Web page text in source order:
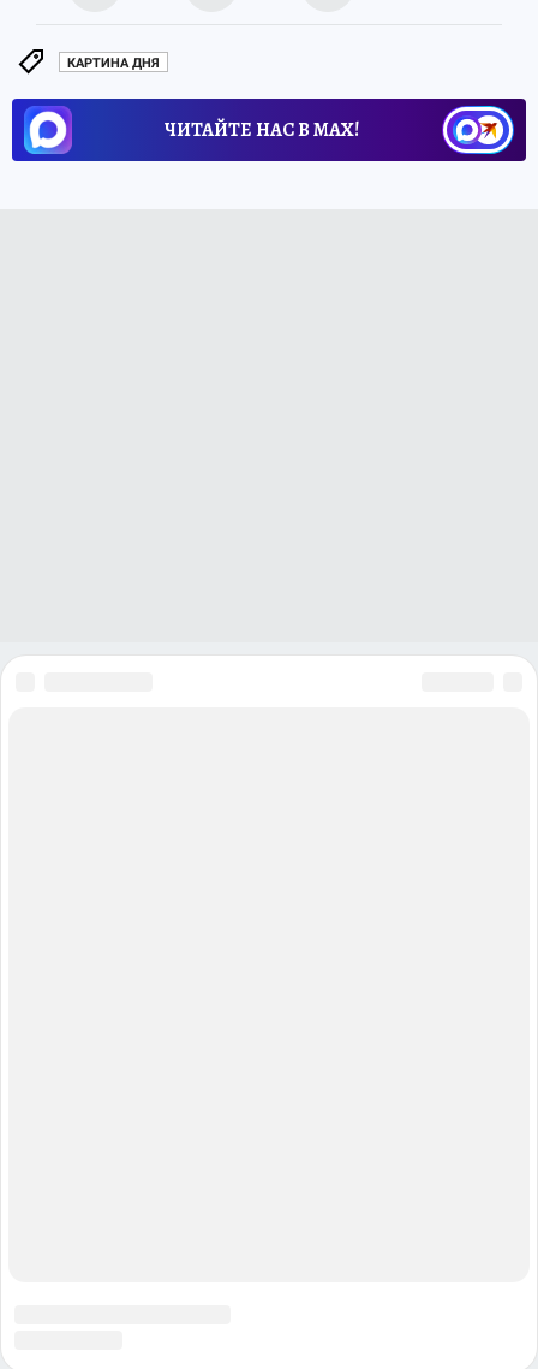
КАРТИНА ДНЯ
ЧИТАЙТЕ НАС В МАХ!